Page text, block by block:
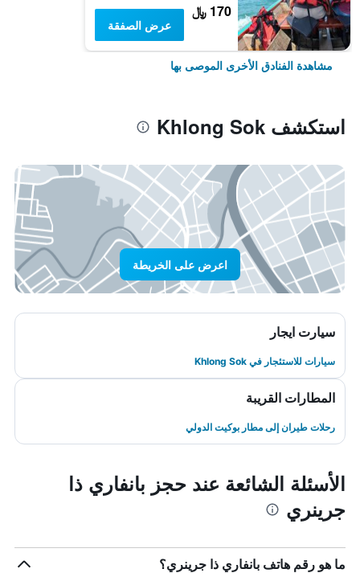
170 ﷼
عرض الصفقة
مشاهدة الفنادق الأخرى الموصى بها
استكشف Khlong Sok
اعرض على الخريطة
سيارت ايجار
سيارات للاستئجار في Khlong Sok
المطارات القريبة
رحلات طيران إلى مطار بوكيت الدولي
الأسئلة الشائعة عند حجز بانفاري ذا
جرينري
ما هو رقم هاتف بانفاري ذا جرينري؟